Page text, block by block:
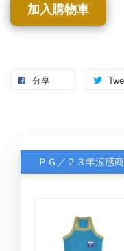
加入購物車
分享